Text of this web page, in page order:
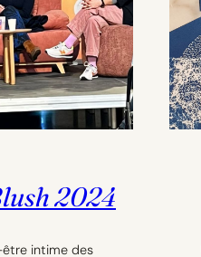
2024
intime des